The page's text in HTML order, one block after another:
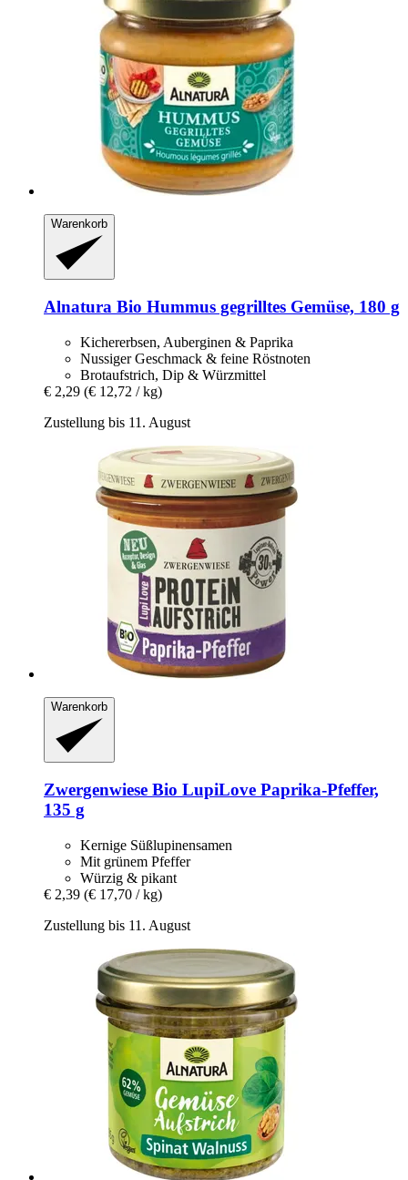
Warenkorb
Alnatura Bio Hummus gegrilltes Gemüse, 180 g
Kichererbsen, Auberginen & Paprika
Nussiger Geschmack & feine Röstnoten
Brotaufstrich, Dip & Würzmittel
€ 2,29 (€ 12,72 / kg)
Zustellung bis 11. August
Warenkorb
Zwergenwiese Bio LupiLove Paprika-​Pfeffer,
135 g
Kernige Süßlupinensamen
Mit grünem Pfeffer
Würzig & pikant
€ 2,39 (€ 17,70 / kg)
Zustellung bis 11. August